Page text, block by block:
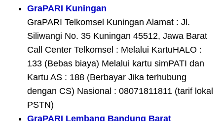
GraPARI Kuningan
GraPARI Telkomsel Kuningan Alamat : Jl.
Siliwangi No. 35 Kuningan 45512, Jawa Barat
Call Center Telkomsel : Melalui KartuHALO :
133 (Bebas biaya) Melalui kartu simPATI dan
Kartu AS : 188 (Berbayar Jika terhubung
dengan CS) Nasional : 08071811811 (tarif lokal
PSTN)
GraPARI Lembang Bandung Barat